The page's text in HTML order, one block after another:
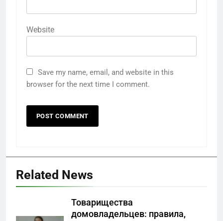
Website
Save my name, email, and website in this
browser for the next time I comment.
Related News
Товарищества
домовладельцев: правила,